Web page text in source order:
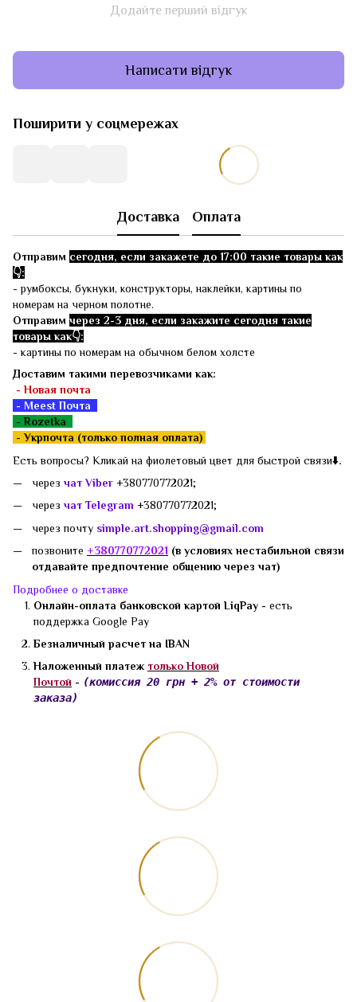
Додайте перший відгук
Написати відгук
Поширити у соцмережах
Доставка Оплата
Отправим сегодня, если закажете до 17:00 такие товары как
👇:
- румбоксы, букнуки, конструкторы, наклейки, картины по
номерам на черном полотне.
Отправим через 2-3 дня, если закажите сегодня такие
товары как👇:
- картины по номерам на обычном белом холсте
Доставим такими перевозчиками как:
- Новая почта
- Meest Почта
- Rozetka
-Укрпочта (только полная оплата)
Есть вопросы? Кликай на фиолетовый цвет для быстрой связи⬇️.
через чат Viber +380770772021;
через чат Telegram +380770772021;
через почту simple.art.shopping@gmail.com
позвоните +380770772021 (в условиях нестабильной связи
отдавайте предпочтение общению через чат)
Подробнее о доставке
Онлайн-оплата банковской картой LiqPay - есть
поддержка Google Pay
Безналичный расчет на IBAN
Наложенный платеж только Новой
Почтой - (комиссия 20 грн + 2% от стоимости
заказа)